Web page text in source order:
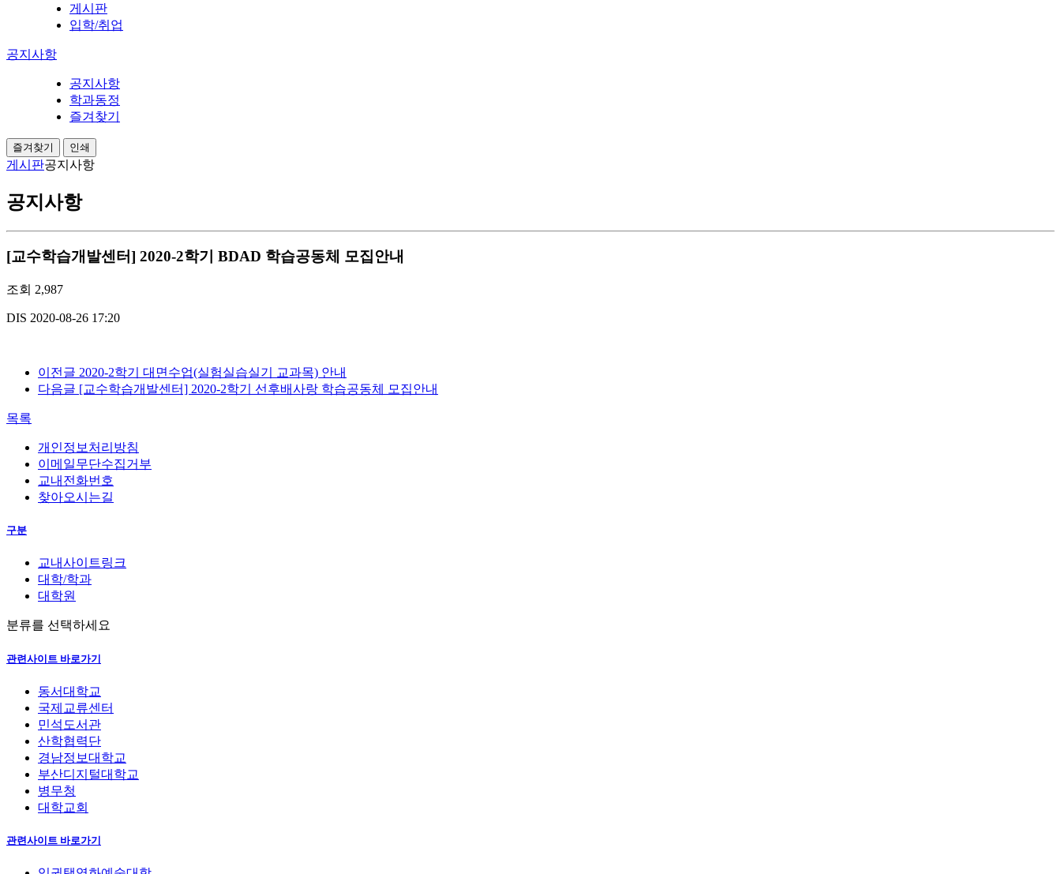
게시판
입학/취업
공지사항
공지사항
학과동정
즐겨찾기
즐겨찾기 인쇄
게시판공지사항
공지사항
[교수학습개발센터] 2020-2학기 BDAD 학습공동체 모집안내
조회 2,987
DIS 2020-08-26 17:20
이전글 2020-2학기 대면수업(실험실습실기 교과목) 안내
다음글 [교수학습개발센터] 2020-2학기 선후배사랑 학습공동체 모집안내
목록
개인정보처리방침
이메일무단수집거부
교내전화번호
찾아오시는길
구분
교내사이트링크
대학/학과
대학원
분류를 선택하세요
관련사이트 바로가기
동서대학교
국제교류센터
민석도서관
산학협력단
경남정보대학교
부산디지털대학교
병무청
대학교회
관련사이트 바로가기